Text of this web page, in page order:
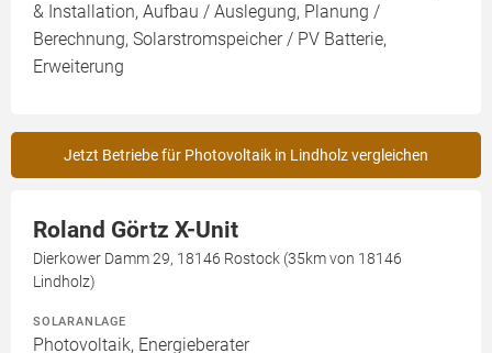
& Installation, Aufbau / Auslegung, Planung /
Berechnung, Solarstromspeicher / PV Batterie,
Erweiterung
Jetzt Betriebe für Photovoltaik in Lindholz vergleichen
Roland Görtz X-Unit
Dierkower Damm 29, 18146 Rostock (35km von 18146
Lindholz)
SOLARANLAGE
Photovoltaik, Energieberater